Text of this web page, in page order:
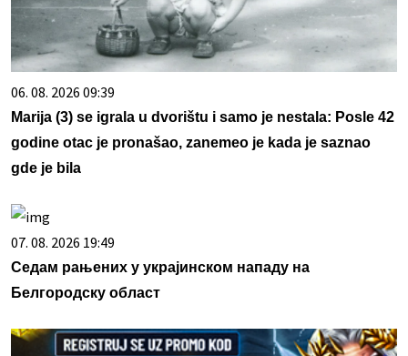
06. 08. 2026 09:39
Marija (3) se igrala u dvorištu i samo je nestala: Posle 42
godine otac je pronašao, zanemeo je kada je saznao
gde je bila
07. 08. 2026 19:49
Седам рањених у украјинском нападу на
Белгородску област